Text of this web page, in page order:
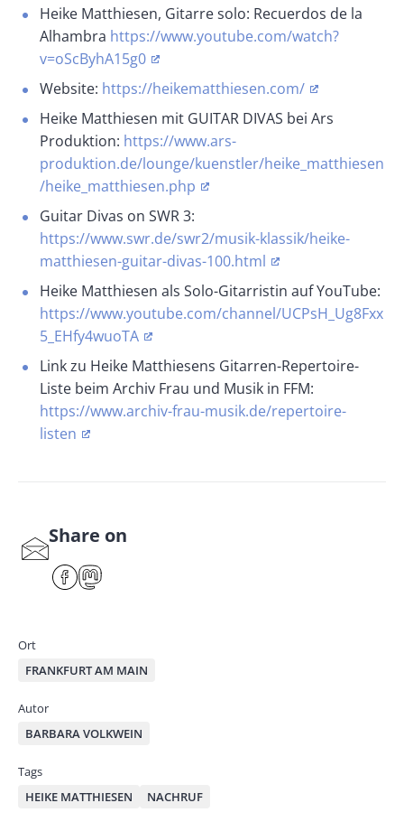
Heike Matthiesen, Gitarre solo: Recuerdos de la
Alhambra https://www.youtube.com/watch?
v=oScByhA15g0
Website: https://heikematthiesen.com/
Heike Matthiesen mit GUITAR DIVAS bei Ars
Produktion: https://www.ars-
produktion.de/lounge/kuenstler/heike_matthiesen
/heike_matthiesen.php
Guitar Divas on SWR 3:
https://www.swr.de/swr2/musik-klassik/heike-
matthiesen-guitar-divas-100.html
Heike Matthiesen als Solo-Gitarristin auf YouTube:
https://www.youtube.com/channel/UCPsH_Ug8Fxx
5_EHfy4wuoTA
Link zu Heike Matthiesens Gitarren-Repertoire-
Liste beim Archiv Frau und Musik in FFM:
https://www.archiv-frau-musik.de/repertoire-
listen
S
mai
Share on
F
Ort
FRANKFURT AM MAIN
Autor
BARBARA VOLKWEIN
Tags
HEIKE MATTHIESEN
NACHRUF